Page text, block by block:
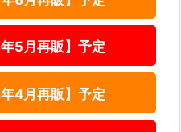
5月再販】予定
4月再販】予定